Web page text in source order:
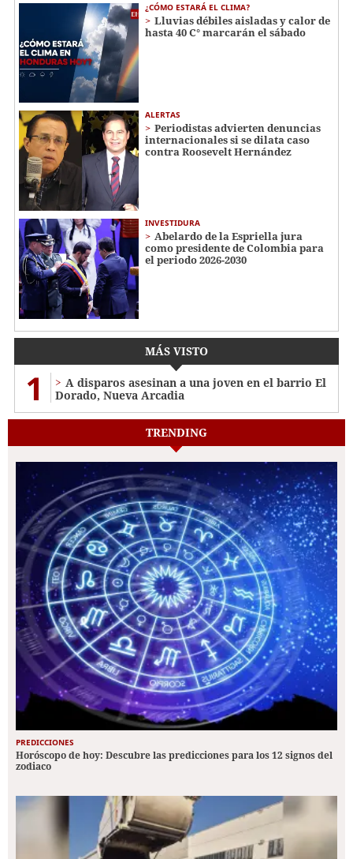
¿CÓMO ESTARÁ EL CLIMA?
Lluvias débiles aisladas y calor de
hasta 40 C° marcarán el sábado
ALERTAS
Periodistas advierten denuncias
internacionales si se dilata caso
contra Roosevelt Hernández
INVESTIDURA
Abelardo de la Espriella jura
como presidente de Colombia para
el periodo 2026-2030
MÁS VISTO
1
A disparos asesinan a una joven en el barrio El
Dorado, Nueva Arcadia
TRENDING
PREDICCIONES
Horóscopo de hoy: Descubre las predicciones para los 12 signos del
zodiaco